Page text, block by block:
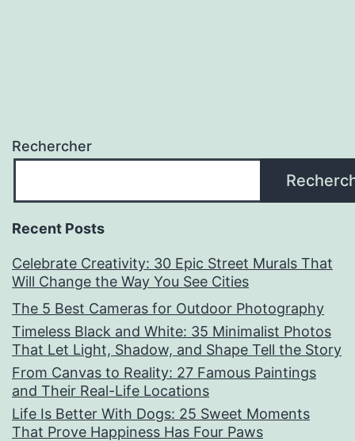
Rechercher
Recent Posts
Celebrate Creativity: 30 Epic Street Murals That
Will Change the Way You See Cities
The 5 Best Cameras for Outdoor Photography
Timeless Black and White: 35 Minimalist Photos
That Let Light, Shadow, and Shape Tell the Story
From Canvas to Reality: 27 Famous Paintings
and Their Real-Life Locations
Life Is Better With Dogs: 25 Sweet Moments
That Prove Happiness Has Four Paws